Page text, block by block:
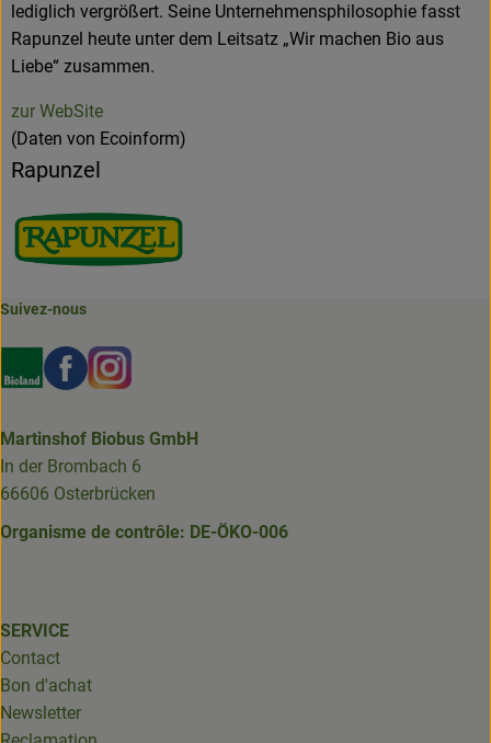
lediglich vergrößert. Seine Unternehmensphilosophie fasst
Rapunzel heute unter dem Leitsatz „Wir machen Bio aus
Liebe“ zusammen.
zur WebSite
(Daten von Ecoinform)
Rapunzel
Suivez-nous
Externer Link zu https://www.bioland.de/verbraucher
Externer Link zu https://www.facebook.com/
Externer Link zu https://www.instagram.com/
Martinshof Biobus GmbH
In der Brombach 6
66606 Osterbrücken
Organisme de contrôle: DE-ÖKO-006
SERVICE
Contact
Bon d'achat
Newsletter